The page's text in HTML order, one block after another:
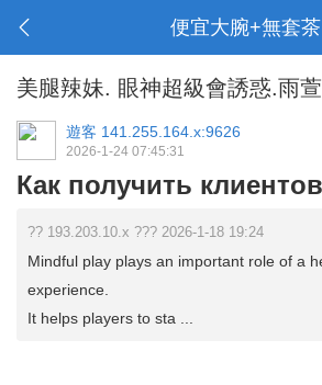
便宜大腕+無套茶
美腿辣妹. 眼神超級會誘惑.雨
遊客 141.255.164.x:9626
2026-1-24 07:45:31
Как получить клиентов
?? 193.203.10.x ??? 2026-1-18 19:24
Mindful play plays an important role of a
experience.
It helps players to sta ...